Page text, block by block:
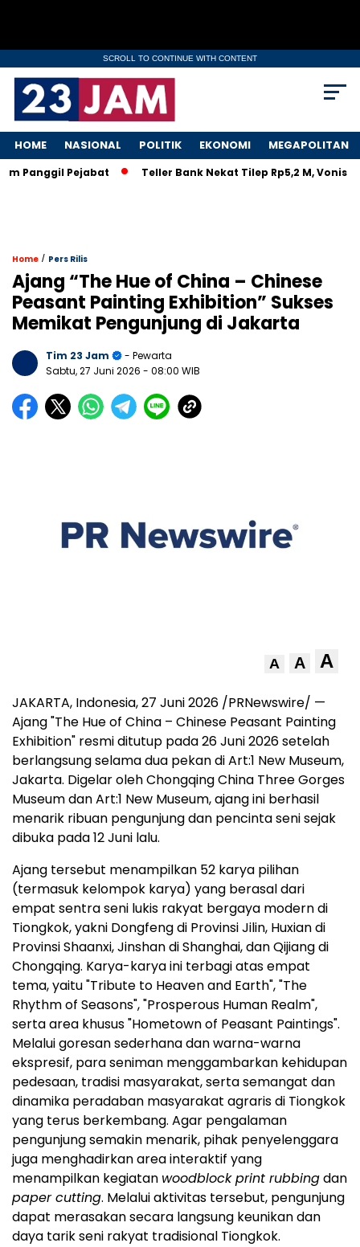
SCROLL TO CONTINUE WITH CONTENT
HOME NASIONAL POLITIK EKONOMI MEGAPOLITAN
Panggil Pejabat Teller Bank Nekat Tilep Rp5,2 M, Vonis
Home / Pers Rilis
Ajang “The Hue of China – Chinese
Peasant Painting Exhibition” Sukses
Memikat Pengunjung di Jakarta
Tim 23 Jam
- Pewarta
Sabtu, 27 Juni 2026 - 08:00 WIB
A A A
JAKARTA, Indonesia, 27 Juni 2026 /PRNewswire/ —
Ajang "The Hue of China – Chinese Peasant Painting
Exhibition" resmi ditutup pada 26 Juni 2026 setelah
berlangsung selama dua pekan di Art:1 New Museum,
Jakarta. Digelar oleh Chongqing China Three Gorges
Museum dan Art:1 New Museum, ajang ini berhasil
menarik ribuan pengunjung dan pencinta seni sejak
dibuka pada 12 Juni lalu.
Ajang tersebut menampilkan 52 karya pilihan
(termasuk kelompok karya) yang berasal dari
empat sentra seni lukis rakyat bergaya modern di
Tiongkok, yakni Dongfeng di Provinsi Jilin, Huxian di
Provinsi Shaanxi, Jinshan di Shanghai, dan Qijiang di
Chongqing. Karya-karya ini terbagi atas empat
tema, yaitu "Tribute to Heaven and Earth", "The
Rhythm of Seasons", "Prosperous Human Realm",
serta area khusus "Hometown of Peasant Paintings".
Melalui goresan sederhana dan warna-warna
ekspresif, para seniman menggambarkan kehidupan
pedesaan, tradisi masyarakat, serta semangat dan
dinamika peradaban masyarakat agraris di Tiongkok
yang terus berkembang. Agar pengalaman
pengunjung semakin menarik, pihak penyelenggara
juga menghadirkan area interaktif yang
menampilkan kegiatan woodblock print rubbingdan
paper cutting. Melalui aktivitas tersebut, pengunjung
dapat merasakan secara langsung keunikan dan
daya tarik seni rakyat tradisional Tiongkok.